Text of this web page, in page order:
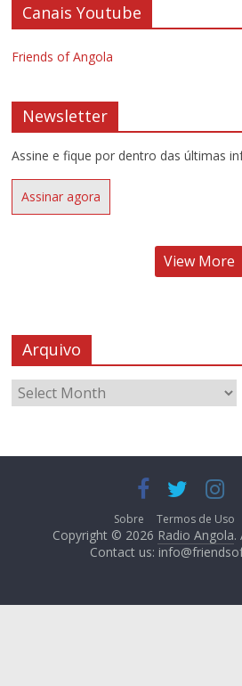
Canais Youtube
Friends of Angola
Newsletter
Assine e fique por dentro das últimas
Assinar agora
View More
Arquivo
Sobre Termos de Uso
Copyright © 2026 Radio Angola.
Contact us: